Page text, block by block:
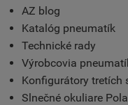
AZ blog
Katalóg pneumatík
Technické rady
Výrobcovia
Konfigurátory tretích
Slnečné okuliare